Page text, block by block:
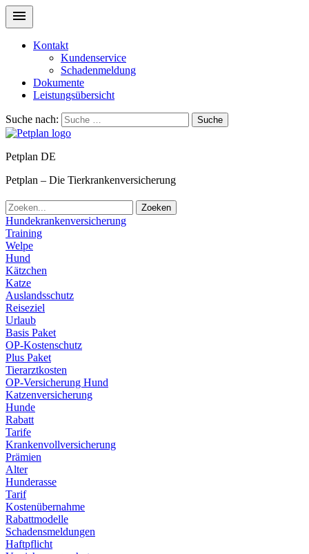
Kontakt
Kundenservice
Schadenmeldung
Dokumente
Leistungsübersicht
Suche nach: Suche
Petplan DE
Petplan – Die Tierkrankenversicherung
Zoeken
Hundekrankenversicherung
Training
Welpe
Hund
Kätzchen
Katze
Auslandsschutz
Reiseziel
Urlaub
Basis Paket
OP-Kostenschutz
Plus Paket
Tierarztkosten
OP-Versicherung Hund
Katzenversicherung
Hunde
Rabatt
Tarife
Krankenvollversicherung
Prämien
Alter
Hunderasse
Tarif
Kostenübernahme
Rabattmodelle
Schadensmeldungen
Haftpflicht